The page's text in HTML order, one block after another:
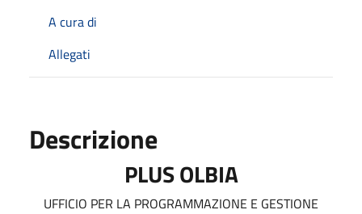
A cura di
Allegati
Descrizione
PLUS OLBIA
UFFICIO PER LA PROGRAMMAZIONE E GESTIONE